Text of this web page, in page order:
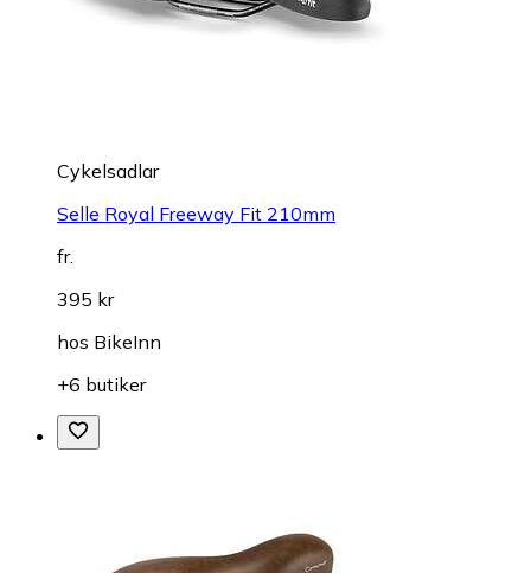
Cykelsadlar
Selle Royal Freeway Fit 210mm
fr.
395 kr
hos BikeInn
+6 butiker